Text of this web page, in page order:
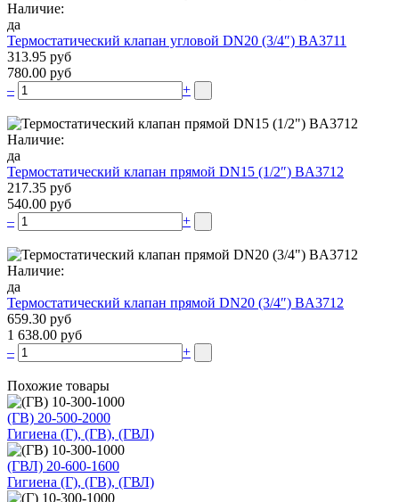
Наличие:
да
Термостатический клапан угловой DN20 (3/4″) BA3711
313.95 руб
780.00 руб
–
+
Наличие:
да
Термостатический клапан прямой DN15 (1/2″) BA3712
217.35 руб
540.00 руб
–
+
Наличие:
да
Термостатический клапан прямой DN20 (3/4″) BA3712
659.30 руб
1 638.00 руб
–
+
Похожие товары
(ГВ) 20-500-2000
Гигиена (Г), (ГВ), (ГВЛ)
(ГВЛ) 20-600-1600
Гигиена (Г), (ГВ), (ГВЛ)